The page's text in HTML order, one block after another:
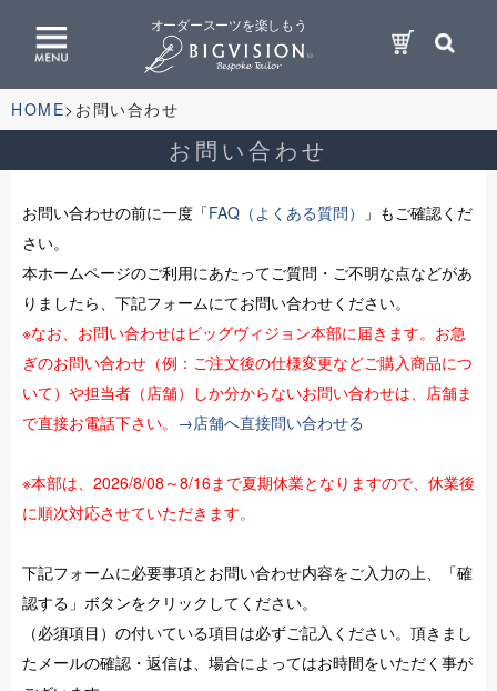
オーダースーツを楽しもう
HOME お問い合わせ
お問い合わせ
お問い合わせの前に一度「FAQ（よくある質問）
」もご確認くだ
さい。
本ホームページのご利用にあたってご質問・ご不明な点などがあ
りましたら、下記フォームにてお問い合わせください。
※なお、お問い合わせはビッグヴィジョン本部に届きます。お急
ぎのお問い合わせ（例：ご注文後の仕様変更などご購入商品につ
いて）や担当者（店舗）しか分からないお問い合わせは、店舗ま
で直接お電話下さい。 →店舗へ直接問い合わせる
※本部は、2026/8/08～8/16まで夏期休業となりますので、休業後
に順次対応させていただきます。
下記フォームに必要事項とお問い合わせ内容をご入力の上、「確
認する」ボタンをクリックしてください。
（必須項目）の付いている項目は必ずご記入ください。頂きまし
たメールの確認・返信は、場合によってはお時間をいただく事が